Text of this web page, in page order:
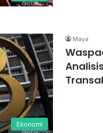
Ekonomi
Maya